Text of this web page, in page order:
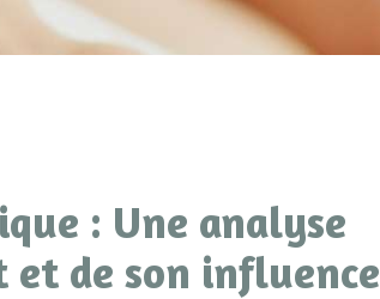
: Une analyse
et de son influence